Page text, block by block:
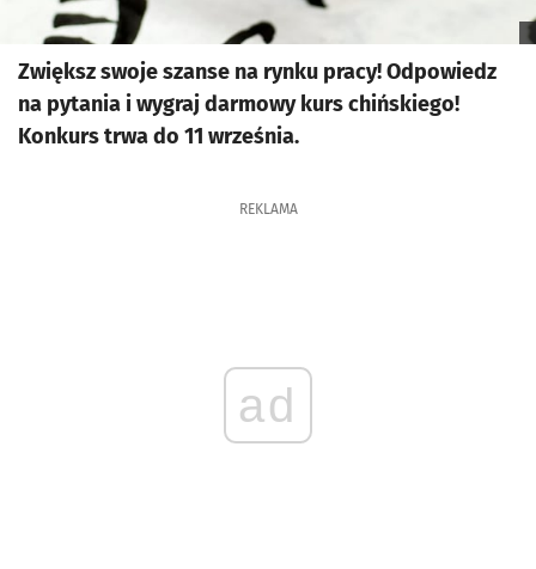
Zwiększ swoje szanse na rynku pracy! Odpowiedz
na pytania i wygraj darmowy kurs chińskiego!
Konkurs trwa do 11 września.
REKLAMA
ad